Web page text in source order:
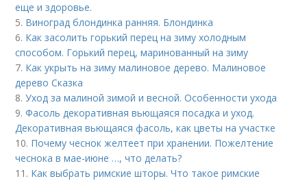
еще и здоровье.
5. Виноград блондинка ранняя. Блондинка
6. Как засолить горький перец на зиму холодным
способом. Горький перец, маринованный на зиму
7. Как укрыть на зиму малиновое дерево. Малиновое
дерево Сказка
8.Уход за малиной зимой и весной. Особенности ухода
9.Фасоль декоративная вьющаяся посадка и уход.
Декоративная вьющаяся фасоль, как цветы на участке
10. Почему чеснок желтеет при хранении. Пожелтение
чеснока в мае-июне …, что делать?
11. Как выбрать римские шторы. Что такое римские